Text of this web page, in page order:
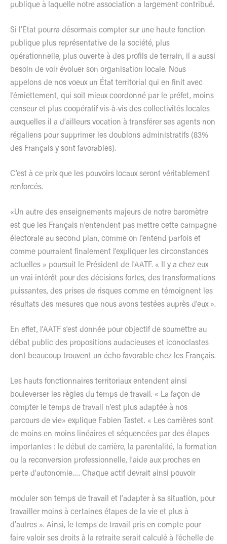
publique à laquelle notre association a largement contribué.
Si l’Etat pourra désormais compter sur une haute fonction
publique plus représentative de la société, plus
opérationnelle, plus ouverte à des profils de terrain, il a aussi
besoin de voir évoluer son organisation locale. Nous
appelons de nos voeux un État territorial qui en finit avec
l’émiettement, qui soit mieux coordonné par le préfet, moins
censeur et plus coopératif vis-à-vis des collectivités locales
auxquelles il a d’ailleurs vocation à transférer ses agents non
régaliens pour supprimer les doublons administratifs (83%
des Français y sont favorables).
C’est à ce prix que les pouvoirs locaux seront véritablement
renforcés.
«Un autre des enseignements majeurs de notre baromètre
est que les Français n’entendent pas mettre cette campagne
électorale au second plan, comme on l’entend parfois et
comme pourraient finalement l’expliquer les circonstances
actuelles » poursuit le Président de l’AATF. « Il y a chez eux
un vrai intérêt pour des décisions fortes, des transformations
puissantes, des prises de risques comme en témoignent les
résultats des mesures que nous avons testées auprès d’eux ».
En effet, l’AATF s’est donnée pour objectif de soumettre au
débat public des propositions audacieuses et iconoclastes
dont beaucoup trouvent un écho favorable chez les Français.
Les hauts fonctionnaires territoriaux entendent ainsi
bouleverser les règles du temps de travail. « La façon de
compter le temps de travail n’est plus adaptée à nos
parcours de vie» explique Fabien Tastet. « Les carrières sont
de moins en moins linéaires et séquencées par des étapes
importantes : le début de carrière, la parentalité, la formation
ou la reconversion professionnelle, l’aide aux proches en
perte d’autonomie…. Chaque actif devrait ainsi pouvoir
moduler son temps de travail et l’adapter à sa situation, pour
travailler moins à certaines étapes de la vie et plus à
d’autres ». Ainsi, le temps de travail pris en compte pour
faire valoir ses droits à la retraite serait calculé à l’échelle de